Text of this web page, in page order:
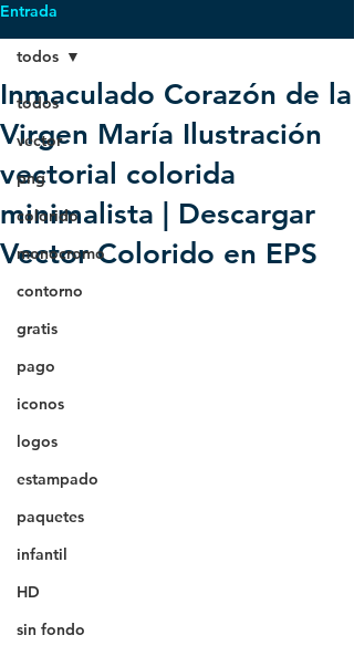
Entrada
todos
vector
png
colorido
monocromo
contorno
gratis
pago
iconos
logos
estampado
paquetes
infantil
HD
sin fondo
todos
Inmaculado Corazón de la
Virgen María Ilustración
vectorial colorida
minimalista | Descargar
Vector Colorido en EPS